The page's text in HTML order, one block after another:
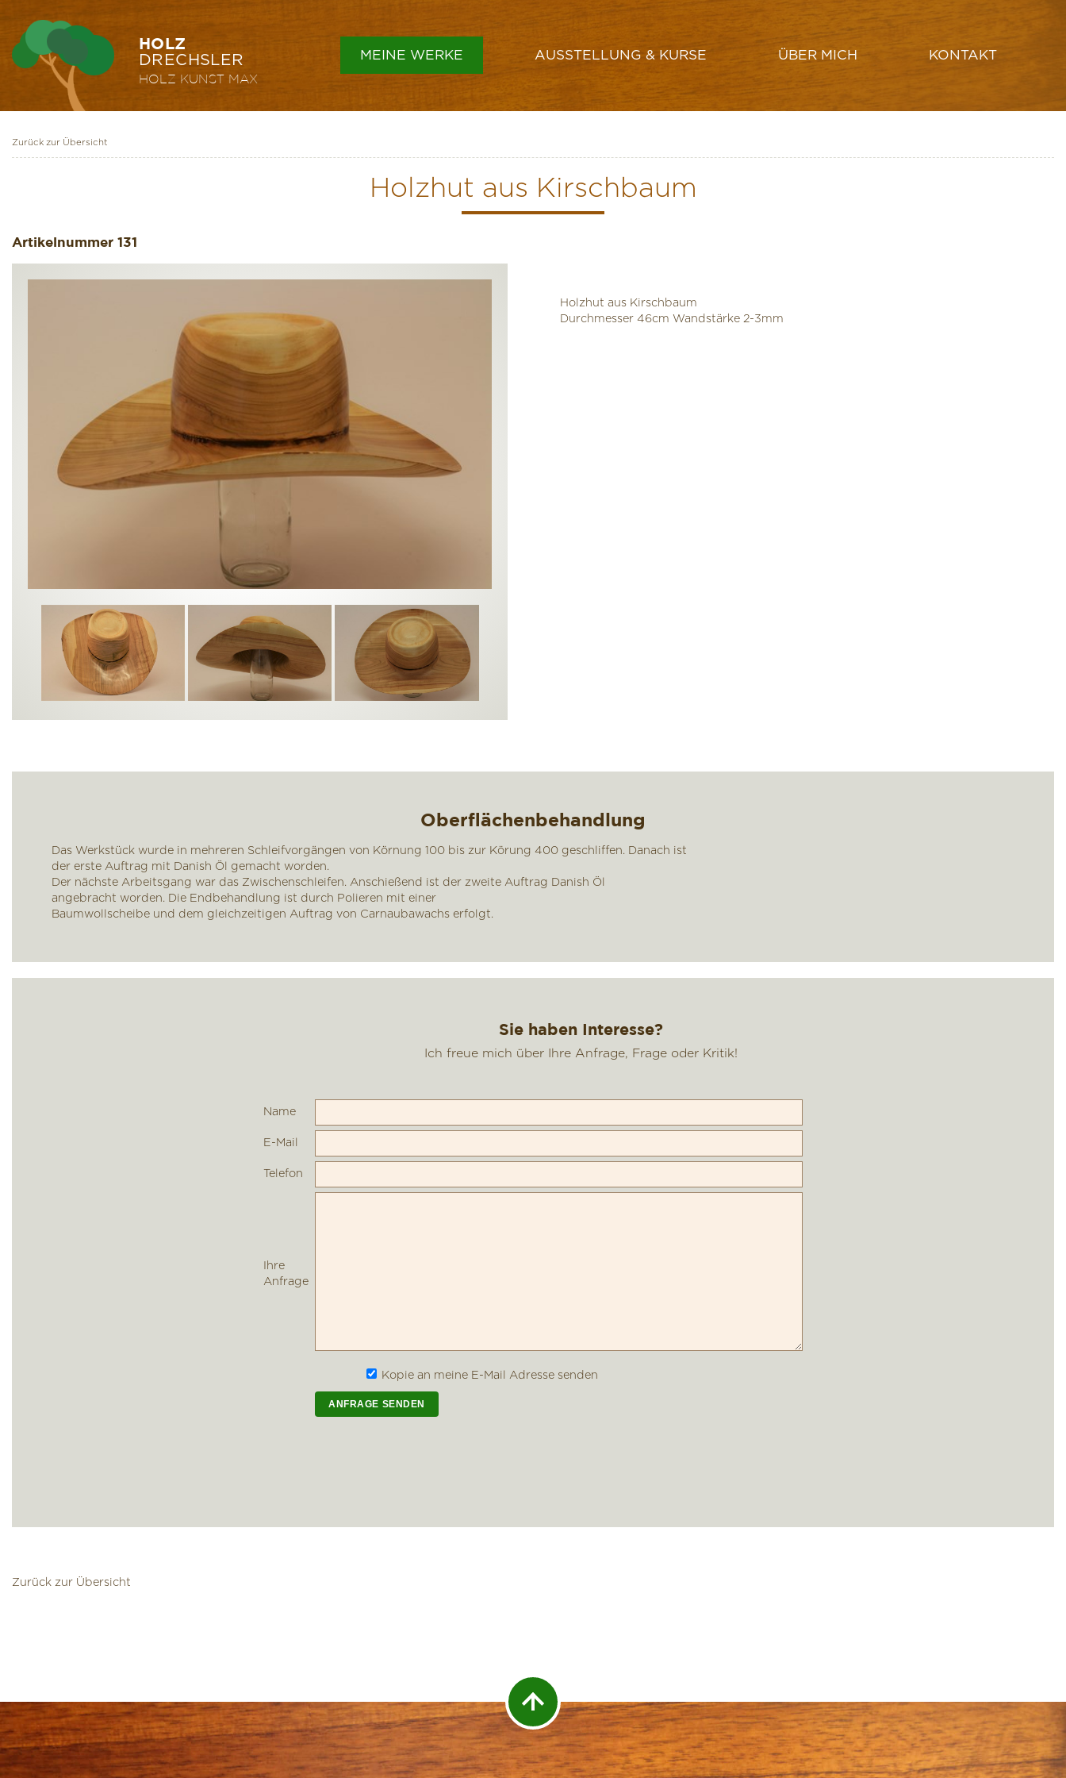
HOLZ
DRECHSLER
HOLZ KUNST MAX
MEINE WERKE AUSSTELLUNG & KURSE ÜBER MICH KONTAKT
Zurück zur Übersicht
Holzhut aus Kirschbaum
Artikelnummer 131
Holzhut aus Kirschbaum
Durchmesser 46cm Wandstärke 2-3mm
Oberflächenbehandlung
Das Werkstück wurde in mehreren Schleifvorgängen von Körnung 100 bis zur Körung 400 geschliffen. Danach ist
der erste Auftrag mit Danish Öl gemacht worden.
Der nächste Arbeitsgang war das Zwischenschleifen. Anschießend ist der zweite Auftrag Danish Öl
angebracht worden. Die Endbehandlung ist durch Polieren mit einer
Baumwollscheibe und dem gleichzeitigen Auftrag von Carnaubawachs erfolgt.
Name
E-Mail
Telefon
Ihre
Anfrage
Kopie an meine E-Mail Adresse senden
Zurück zur Übersicht